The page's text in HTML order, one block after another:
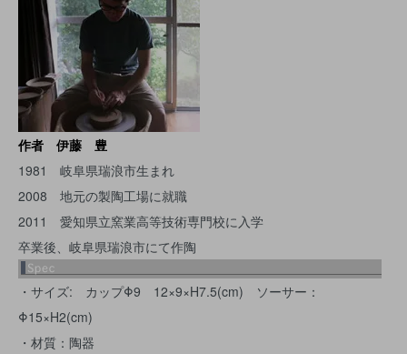
作者 伊藤 豊
1981 岐阜県瑞浪市生まれ
2008 地元の製陶工場に就職
2011 愛知県立窯業高等技術専門校に入学
卒業後、岐阜県瑞浪市にて作陶
・サイズ: カップΦ9 12×9×H7.5(cm) ソーサー：
Φ15×H2(cm)
・材質：陶器